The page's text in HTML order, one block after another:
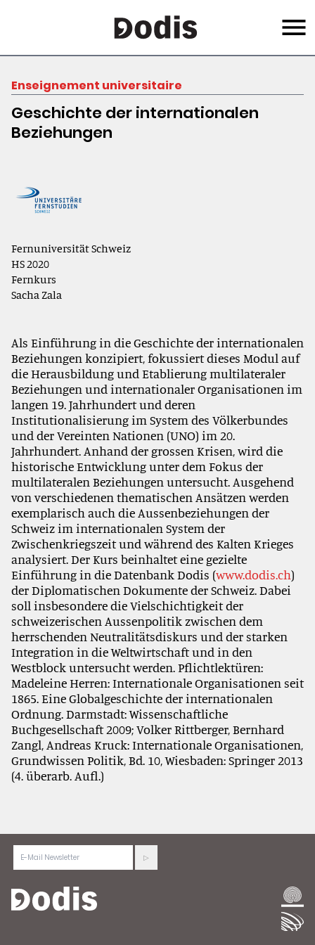
content
Menu
Enseignement universitaire
Geschichte der internationalen
Beziehungen
Fernuniversität Schweiz
HS 2020
Fernkurs
Sacha Zala
Als Einführung in die Geschichte der internationalen
Beziehungen konzipiert, fokussiert dieses Modul auf
die Herausbildung und Etablierung multilateraler
Beziehungen und internationaler Organisationen im
langen 19. Jahrhundert und deren
Institutionalisierung im System des Völkerbundes
und der Vereinten Nationen (UNO) im 20.
Jahrhundert. Anhand der grossen Krisen, wird die
historische Entwicklung unter dem Fokus der
multilateralen Beziehungen untersucht. Ausgehend
von verschiedenen thematischen Ansätzen werden
exemplarisch auch die Aussenbeziehungen der
Schweiz im internationalen System der
Zwischenkriegszeit und während des Kalten Krieges
analysiert. Der Kurs beinhaltet eine gezielte
Einführung in die Datenbank Dodis (www.dodis.ch)
der Diplomatischen Dokumente der Schweiz. Dabei
soll insbesondere die Vielschichtigkeit der
schweizerischen Aussenpolitik zwischen dem
herrschenden Neutralitätsdiskurs und der starken
Integration in die Weltwirtschaft und in den
Westblock untersucht werden. Pflichtlektüren:
Madeleine Herren: Internationale Organisationen seit
1865. Eine Globalgeschichte der internationalen
Ordnung. Darmstadt: Wissenschaftliche
Buchgesellschaft 2009; Volker Rittberger, Bernhard
Zangl, Andreas Kruck: Internationale Organisationen,
Grundwissen Politik, Bd. 10, Wiesbaden: Springer 2013
(4. überarb. Aufl.)